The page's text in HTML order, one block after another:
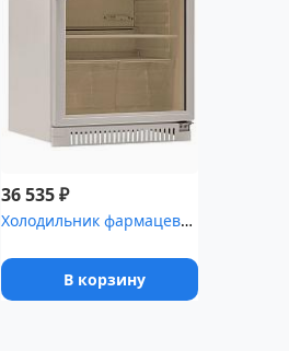
36 535₽
Холодильник фармацевтический Pozis ХФ-140-1(ТС) с тонированной ст...
В корзину